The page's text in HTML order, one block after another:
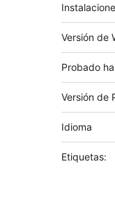
Versión de
Probado
Versión de
Idioma
Etiquetas: